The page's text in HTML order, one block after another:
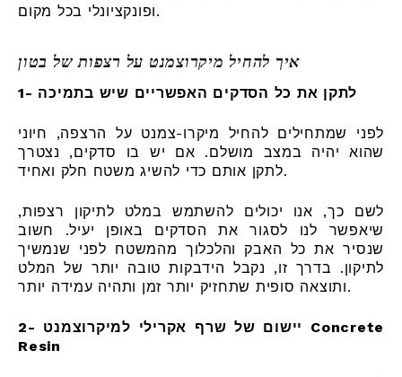
ופונקציונלי בכל מקום.
איך להחיל מיקרוצמנט על רצפות של בטון
1- לתקן את כל הסדקים האפשריים שיש בתמיכה
לפני שמתחילים להחיל מיקרו-צמנט על הרצפה, חיוני
שהוא יהיה במצב מושלם. אם יש בו סדקים, נצטרך
לתקן אותם כדי להשיג משטח חלק ואחיד.
לשם כך, אנו יכולים להשתמש במלט לתיקון רצפות,
שיאפשר לנו לסגור את הסדקים באופן יעיל. חשוב
שנסיר את כל האבק והלכלוך מהמשטח לפני שנמשיך
לתיקון. בדרך זו, נקבל הידבקות טובה יותר של המלט
ותוצאה סופית שתחזיק יותר זמן ותהיה עמידה יותר.
2- יישום של שרף אקרילי למיקרוצמנט Concrete
Resin